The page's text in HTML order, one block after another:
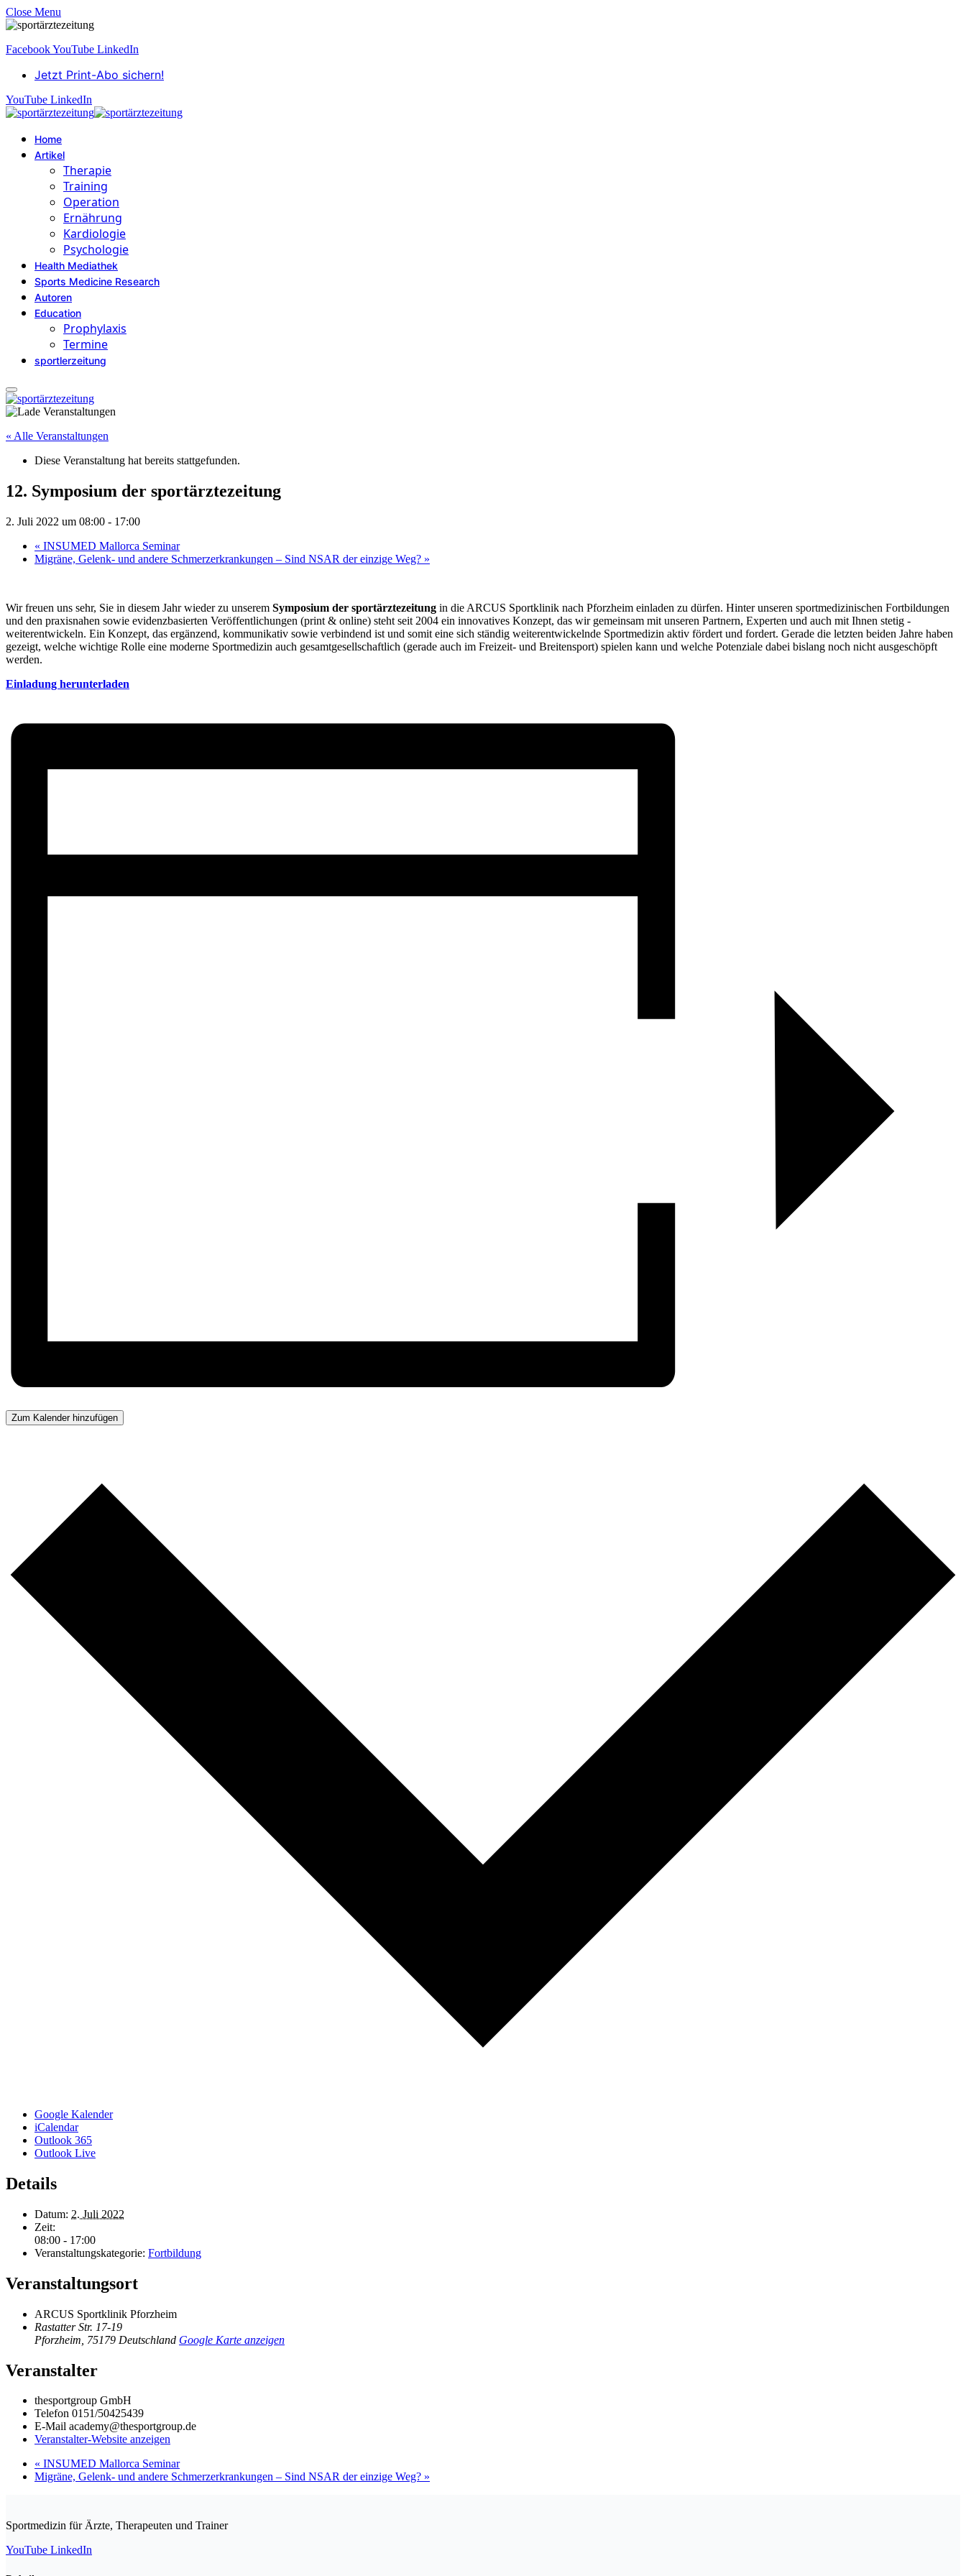
Close Menu
FacebookYouTube LinkedIn
Jetzt Print-Abo sichern!
YouTube LinkedIn
Home
Artikel
Therapie
Training
Operation
Ernährung
Kardiologie
Psychologie
Health Mediathek
Sports Medicine Research
Autoren
Education
Prophylaxis
Termine
sportlerzeitung
« Alle Veranstaltungen
Diese Veranstaltung hat bereits stattgefunden.
12. Symposium der sportärztezeitung
2. Juli 2022 um 08:00 - 17:00
« INSUMED Mallorca Seminar
Migräne, Gelenk- und andere Schmerzerkrankungen – Sind NSAR der einzige Weg? »
Wir freuen uns sehr, Sie in diesem Jahr wieder zu unserem Symposium der sportärztezeitung in die ARCUS Sportklinik nach Pforzheim ein­laden zu dürfen. Hinter unseren sportme­di­­­zi­nischen Fortbildungen
und den praxisnahen sowie evidenzbasierten Veröffentlichungen (print & online) steht seit 2004 ein innovatives Konzept, das wir gemeinsam mit unseren Partnern, Experten und auch mit Ihnen stetig ­
weiterentwickeln. Ein Konzept, das ergänzend, kommunikativ sowie verbindend ist und somit eine sich ständig weiterentwickelnde Sportmedizin aktiv fördert und fordert. Gerade die letzten beiden Jahre haben
gezeigt, welche wichtige Rolle eine moderne Sportmedizin auch gesamtgesellschaftlich (gerade auch im Freizeit- und Breitensport) spielen kann und welche Potenziale dabei bislang noch nicht ausgeschöpft
werden.
Einladung herunterladen
Zum Kalender hinzufügen
Google Kalender
iCalendar
Outlook 365
Outlook Live
Details
Datum: 2. Juli 2022
Zeit:
08:00 - 17:00
Veranstaltungskategorie: Fortbildung
Veranstaltungsort
ARCUS Sportklinik Pforzheim
Rastatter Str. 17-19
Pforzheim 75179 Deutschland Google Karte anzeigen
Veranstalter
thesportgroup GmbH
Telefon 0151/50425439
E-Mail academy@thesportgroup.de
Veranstalter-Website anzeigen
« INSUMED Mallorca Seminar
Migräne, Gelenk- und andere Schmerzerkrankungen – Sind NSAR der einzige Weg? »
Sportmedizin für Ärzte, Therapeuten und Trainer
YouTube LinkedIn